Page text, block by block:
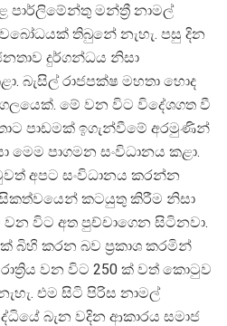
පාර්ලිමේන්තු මන්ත්‍රී නාමල්
තිබුනේ නැහැ. පසු දින
දුර්ගන්ධය නිසා
බැසිල් රාජපක්ෂ මහතා හොද
මේ වන විට විදේශගත වී
පාඩමක් ඉගැන්වීමේ අරමුණින්
මෙම පාගමන සංවිධානය කළා.
අපට සංවිධානය කරන්න
කටයුතු කිරීම නිසා
වන විට අත පුච්චාගෙන සිටිනවා.
බිහි කරන බව ප්‍රකාශ කරමින්
වන විට 250 ක් වත් කොටුව
එම සිටි පිරිස නාමල්
බැන වදින ආකාරය සමාජ